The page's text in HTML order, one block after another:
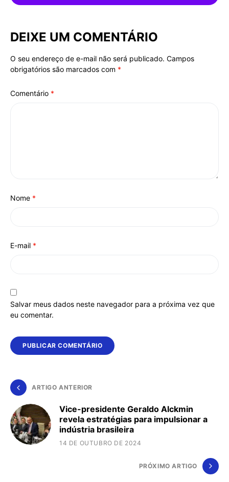
DEIXE UM COMENTÁRIO
O seu endereço de e-mail não será publicado. Campos
obrigatórios são marcados com *
Comentário *
Nome *
E-mail *
Salvar meus dados neste navegador para a próxima vez que
eu comentar.
Alternative:
ARTIGO ANTERIOR
Vice-presidente Geraldo Alckmin
revela estratégias para impulsionar a
indústria brasileira
14 DE OUTUBRO DE 2024
PRÓXIMO ARTIGO